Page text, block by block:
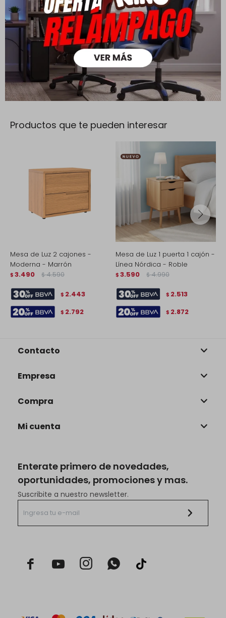
Ver mas
Medios de pago
Productos que te pueden interesar
Mesa de Luz 2 cajones -
Moderna - Marrón
$ 3.490 $ 4.590
$ 2.443
$ 2.792
Mesa de Luz 1 puerta 1 cajón -
Línea Nórdica - Roble
$ 3.590 $ 4.990
$ 2.513
$ 2.872
Enterate primero de novedades,
oportunidades, promociones y mas.
Suscribite a nuestro newsletter.
  
Contacto
Empresa
Compra
Mi cuenta